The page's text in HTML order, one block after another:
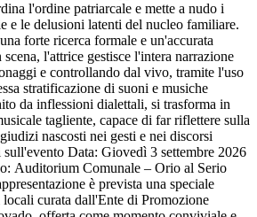
l'ordine patriarcale e mette a nudo i
e le delusioni latenti del nucleo familiare.
forte ricerca formale e un'accurata
l'attrice gestisce l'intera narrazione
e controllando dal vivo, tramite l'uso
stratificazione di suoni e musiche
da inflessioni dialettali, si trasforma in
tagliente, capace di far riflettere sulla
nascosti nei gesti e nei discorsi
Data: Giovedì 3 settembre 2026
Auditorium Comunale – Orio al Serio
è prevista una speciale
curata dall'Ente di Promozione